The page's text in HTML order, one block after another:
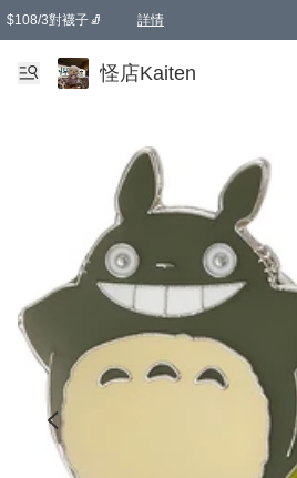
$108/3對襪子🧦 詳情
卡通傘☂️2把8折
購物滿 HKD 650.00即享免運費優惠！（適用於
怪店Kaiten